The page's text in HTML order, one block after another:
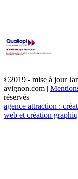
©2019 - mise à jour
avignon.com |
réservés
agence attraction :
web et création